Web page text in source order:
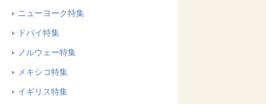
ニューヨーク特集
ドバイ特集
ノルウェー特集
メキシコ特集
イギリス特集